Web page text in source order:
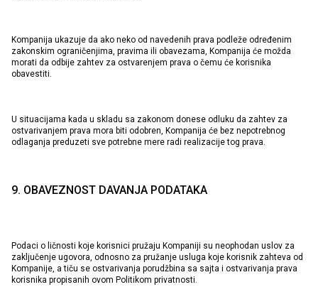
Kompanija ukazuje da ako neko od navedenih prava podleže određenim
zakonskim ograničenjima, pravima ili obavezama, Kompanija će možda
morati da odbije zahtev za ostvarenjem prava o čemu će korisnika
obavestiti.
U situacijama kada u skladu sa zakonom donese odluku da zahtev za
ostvarivanjem prava mora biti odobren, Kompanija će bez nepotrebnog
odlaganja preduzeti sve potrebne mere radi realizacije tog prava.
9. OBAVEZNOST DAVANJA PODATAKA
Podaci o ličnosti koje korisnici pružaju Kompaniji su neophodan uslov za
zaključenje ugovora, odnosno za pružanje usluga koje korisnik zahteva od
Kompanije, a tiču se ostvarivanja porudžbina sa sajta i ostvarivanja prava
korisnika propisanih ovom Politikom privatnosti.